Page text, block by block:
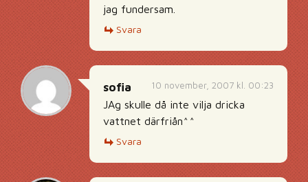
jag fundersam.
Svara
10 november, 2007 kl. 00:23
sofia
JAg skulle då inte vilja dricka
vattnet därfriån^^
Svara